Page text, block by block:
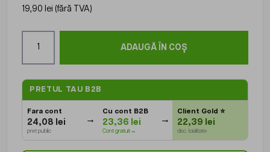
19,90 lei (fără TVA)
ADAUGĂ ÎN COȘ
PRETUL TAU B2B
Fara cont
24,08 lei
pret public
Cu cont B2B
23,36 lei
Cont gratuit→
Client Gold⭐
22,39 lei
disc. loialitate